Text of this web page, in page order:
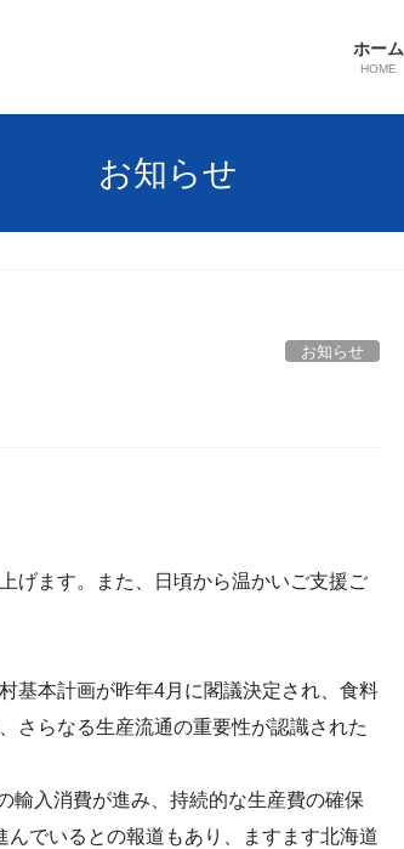
ホーム
HOME
お知らせ
お知らせ
げます。また、日頃から温かいご支援ご
基本計画が昨年4月に閣議決定され、食料
さらなる生産流通の重要性が認識された
入消費が進み、持続的な生産費の確保
でいるとの報道もあり、ますます北海道